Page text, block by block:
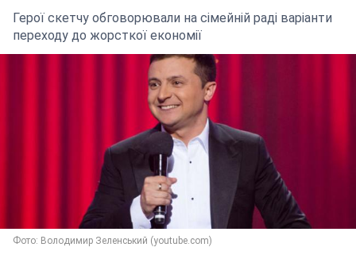
Герої скетчу обговорювали на сімейній раді варіанти
переходу до жорсткої економії
Фото: Володимир Зеленський (youtube.com)